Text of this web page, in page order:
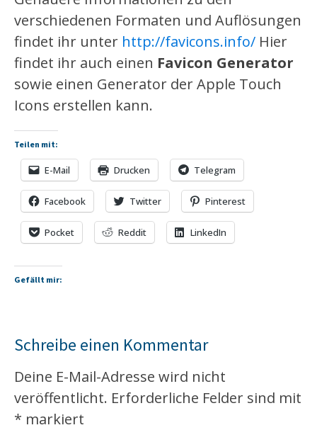
verschiedenen Formaten und Auflösungen
findet ihr unter http://favicons.info/ Hier
findet ihr auch einen Favicon Generator
sowie einen Generator der Apple Touch
Icons erstellen kann.
Teilen mit:
E-Mail Drucken Telegram
Facebook Twitter Pinterest
Pocket Reddit LinkedIn
Gefällt mir:
Schreibe einen Kommentar
Deine E-Mail-Adresse wird nicht
veröffentlicht. Erforderliche Felder sind mit
* markiert